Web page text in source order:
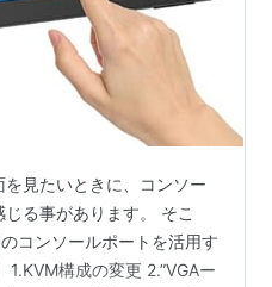
見たいときに、コンソー
る事があります。 そこ
コンソールポートを活用す
構成の変更 2.”VGAー